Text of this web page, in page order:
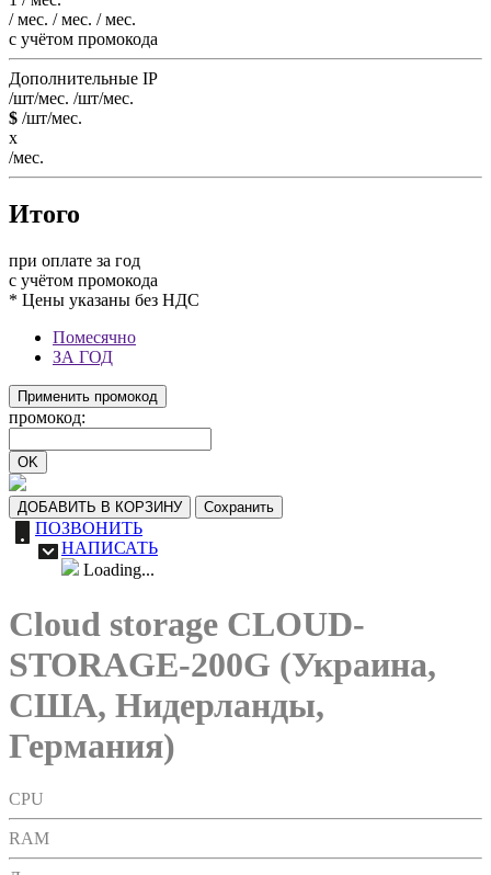
/ мес. / мес. / мес.
c учётом промокода
Дополнительные IP
/шт/мес. /шт/мес.
$ /шт/мес.
x
/мес.
Итого
при оплате за год
c учётом промокода
* Цены указаны без НДС
Помесячно
ЗА ГОД
Применить промокод
промокод:
OK
ДОБАВИТЬ В КОРЗИНУ Сохранить
ПОЗВОНИТЬ
НАПИСАТЬ
Loading...
Cloud storage CLOUD-
STORAGE-200G (Украина,
США, Нидерланды,
Германия)
CPU
RAM